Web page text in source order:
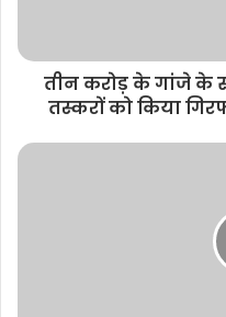
तीन करोड़ के गांजे के
तस्करों को किया